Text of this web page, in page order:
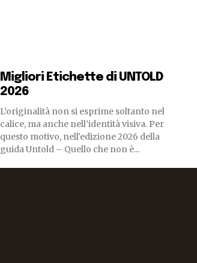
Migliori Etichette di UNTOLD
2026
L’originalità non si esprime soltanto nel
calice, ma anche nell’identità visiva. Per
questo motivo, nell'edizione 2026 della
guida Untold – Quello che non è...